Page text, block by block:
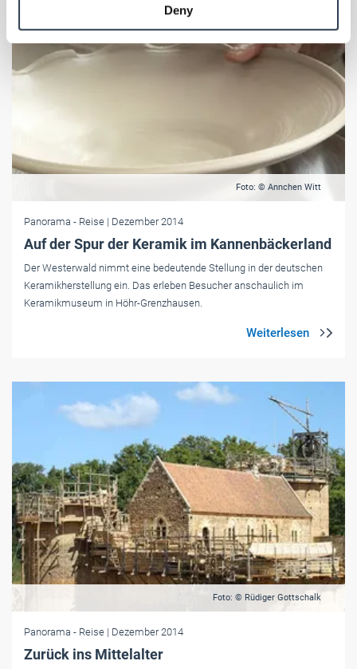
Weitere Informationen:Impressum Datenschutz
Deny
Foto: © Annchen Witt
Panorama - Reise | Dezember 2014
Auf der Spur der Keramik im Kannenbäckerland
Der Westerwald nimmt eine bedeutende Stellung in der deutschen
Keramikherstellung ein. Das erleben Besucher anschaulich im
Keramikmuseum in Höhr-Grenzhausen.
Foto: © Rüdiger Gottschalk
Panorama - Reise | Dezember 2014
Zurück ins Mittelalter